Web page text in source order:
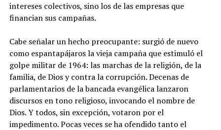
intereses colectivos, sino los de las empresas que
financian sus campañas.
Cabe señalar un hecho preocupante: surgió de nuevo
como espantapájaros la vieja campaña que estimuló el
golpe militar de 1964: las marchas de la religión, de la
familia, de Dios y contra la corrupción. Decenas de
parlamentarios de la bancada evangélica lanzaron
discursos en tono religioso, invocando el nombre de
Dios. Y todos, sin excepción, votaron por el
impedimento. Pocas veces se ha ofendido tanto el